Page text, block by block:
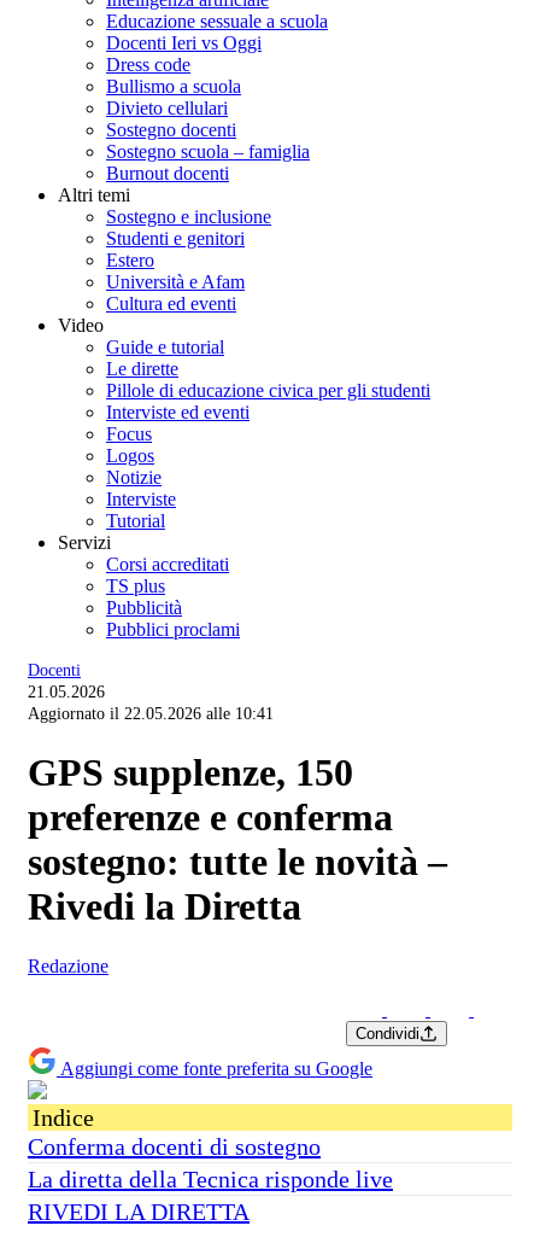
Educazione sessuale a scuola
Docenti Ieri vs Oggi
Dress code
Bullismo a scuola
Divieto cellulari
Sostegno docenti
Sostegno scuola – famiglia
Burnout docenti
Altri temi
Sostegno e inclusione
Studenti e genitori
Estero
Università e Afam
Cultura ed eventi
Video
Guide e tutorial
Le dirette
Pillole di educazione civica per gli studenti
Interviste ed eventi
Focus
Logos
Notizie
Interviste
Tutorial
Servizi
Corsi accreditati
TS plus
Pubblicità
Pubblici proclami
Docenti
21.05.2026
Aggiornato il 22.05.2026 alle 10:41
GPS supplenze, 150
preferenze e conferma
sostegno: tutte le novità –
Rivedi la Diretta
Redazione
Condividi
Aggiungi come fonte preferita su Google
Indice
Conferma docenti di sostegno
La diretta della Tecnica risponde live
RIVEDI LA DIRETTA